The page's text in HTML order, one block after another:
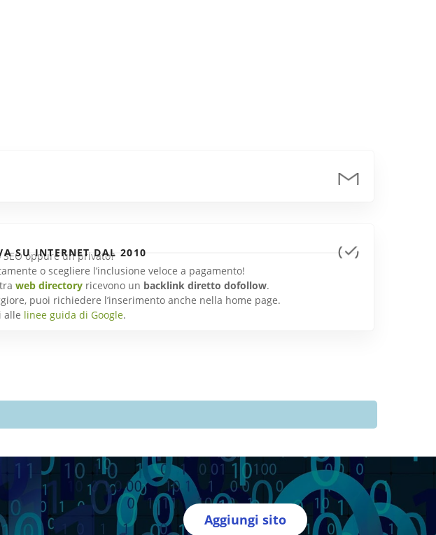
SU INTERNET DAL 2010
oppure un privato?
o scegliere l’inclusione veloce a pagamento!
web directoryricevono un backlink diretto dofollow.
puoi richiedere l’inserimento anche nella home page.
alle linee guida di Google.
Aggiungi sito